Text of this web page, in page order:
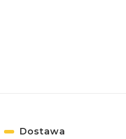
Dostawa